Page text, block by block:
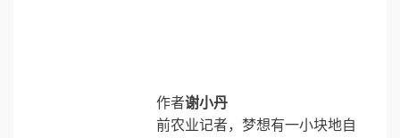
作者谢小丹
前农业记者，梦想有一小块地自